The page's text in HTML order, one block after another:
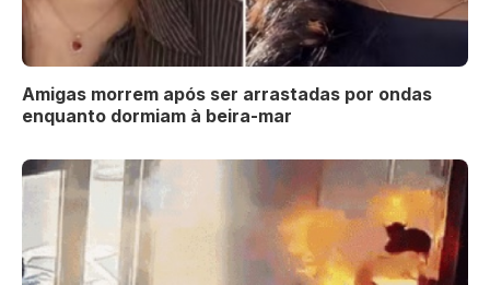
Amigas morrem após ser arrastadas por ondas
enquanto dormiam à beira-mar